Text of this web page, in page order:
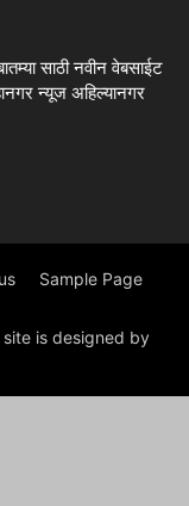
साठी नवीन वेबसाईट
न्यूज अहिल्यानगर
Sample Page
is designed by